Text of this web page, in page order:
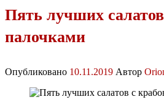
Пять лучших
палочками
Опубликовано 10.11.2019 Автор